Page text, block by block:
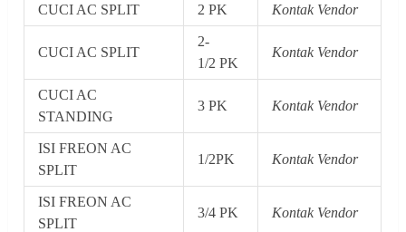
CUCI AC SPLIT 2 PK Kontak Vendor
CUCI AC SPLIT
2-
1/2 PK
Kontak Vendor
CUCI AC
STANDING
3 PK Kontak Vendor
ISI FREON AC
SPLIT
1/2PK Kontak Vendor
ISI FREON AC
SPLIT
3/4 PK Kontak Vendor